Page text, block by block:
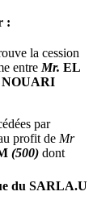
:
la cession
entre Mr. EL
NOUARI
par
profit de Mr
(500) dont
du SARLA.U